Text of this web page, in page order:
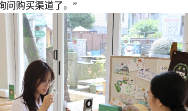
问购买渠道了。”